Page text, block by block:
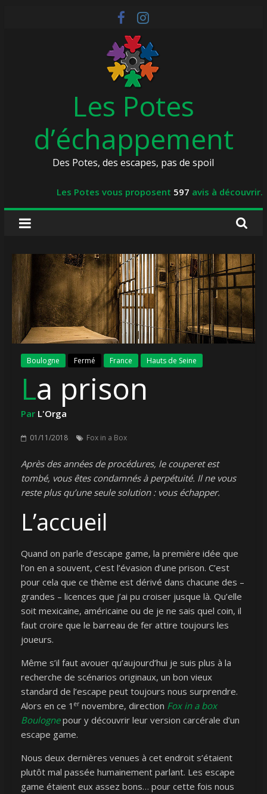
Les Potes
d’échappement
Des Potes, des escapes, pas de spoil
Les Potes vous proposent 597 avis à découvrir.
Boulogne Fermé France Hauts de Seine
La prison
Par L'Orga
01/11/2018 Fox in a Box
Après des années de procédures, le couperet est
tombé, vous êtes condamnés à perpétuité. Il ne vous
reste plus qu’une seule solution : vous échapper.
L’accueil
Quand on parle d’escape game, la première idée que
l’on en a souvent, c’est l’évasion d’une prison. C’est
pour cela que ce thème est dérivé dans chacune des –
grandes – licences que j’ai pu croiser jusque là. Qu’elle
soit mexicaine, américaine ou de je ne sais quel coin, il
faut croire que le barreau de fer attire toujours les
joueurs.
Même s’il faut avouer qu’aujourd’hui je suis plus à la
recherche de scénarios originaux, un bon vieux
standard de l’escape peut toujours nous surprendre.
Alors en ce 1 ernovembre, direction Fox in a box
Boulognepour y découvrir leur version carcérale d’un
escape game.
Nous deux dernières venues à cet endroit s’étaient
plutôt mal passée humainement parlant. Les escape
game étaient eux assez bons… pour cette fois nous